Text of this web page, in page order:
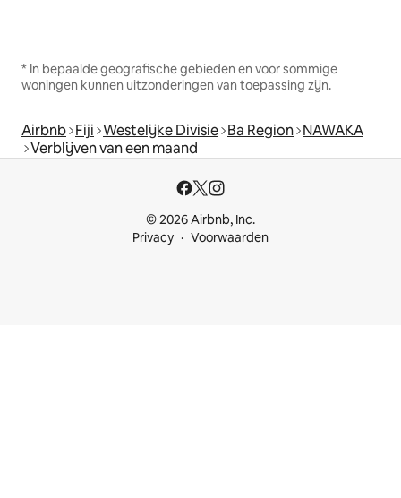
* In bepaalde geografische gebieden en voor sommige
woningen kunnen uitzonderingen van toepassing zijn.
Airbnb Fiji Westelijke Divisie Ba Region NAWAKA
Verblijven van een maand
© 2026 Airbnb, Inc.
Privacy
Voorwaarden